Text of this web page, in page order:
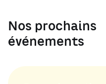
Nos prochains
événements